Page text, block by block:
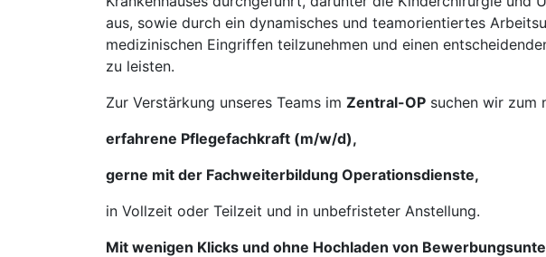
aus, sowie durch ein dynamisches und teamorientiertes
medizinischen Eingriffen teilzunehmen und einen
zu leisten.
Zur Verstärkung unseres Teams im Zentral-OP suchen wir zum
erfahrene Pflegefachkraft (m/w/d),
gerne mit der Fachweiterbildung Operationsdienste,
in Vollzeit oder Teilzeit und in unbefristeter Anstellung.
Mit wenigen Klicks und ohne Hochladen von